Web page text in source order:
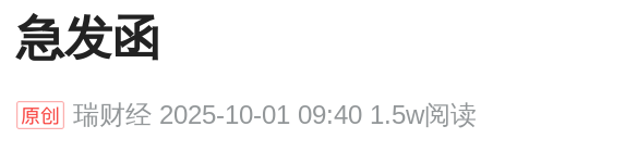
急发函
瑞财经 2025-10-01 09:40 1.5w阅读